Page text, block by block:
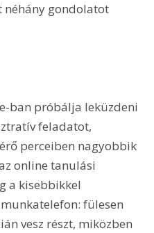
néhány gondolatot
ban próbálja leküzdeni
feladatot,
perceiben nagyobbik
online tanulási
a kisebbikkel
fülesen
vesz részt, miközben